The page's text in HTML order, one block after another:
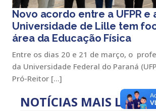
Novo acordo entre a UFPR e
Universidade de Lille tem
área da Educação Física
Entre os dias 20 e 21 de março, o
da Universidade Federal do Paraná
Pró-Reitor […]
NOTÍCIAS MAIS LIDAS